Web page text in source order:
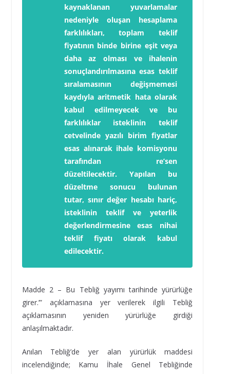
kaynaklanan yuvarlamalar
nedeniyle oluşan hesaplama
farklılıkları, toplam teklif
fiyatının binde birine eşit veya
daha az olması ve ihalenin
sonuçlandırılmasına esas teklif
sıralamasının değişmemesi
kaydıyla aritmetik hata olarak
kabul edilmeyecek ve bu
farklılıklar isteklinin teklif
cetvelinde yazılı birim fiyatlar
esas alınarak ihale komisyonu
tarafından re’sen
düzeltilecektir. Yapılan bu
düzeltme sonucu bulunan
tutar, sınır değer hesabı hariç,
isteklinin teklif ve yeterlik
değerlendirmesine esas nihai
teklif fiyatı olarak kabul
edilecektir.
Madde 2 – Bu Tebliğ yayımı tarihinde yürürlüğe
girer.’” açıklamasına yer verilerek ilgili Tebliğ
açıklamasının yeniden yürürlüğe girdiği
anlaşılmaktadır.
Anılan Tebliğ’de yer alan yürürlük maddesi
incelendiğinde; Kamu İhale Genel Tebliğinde